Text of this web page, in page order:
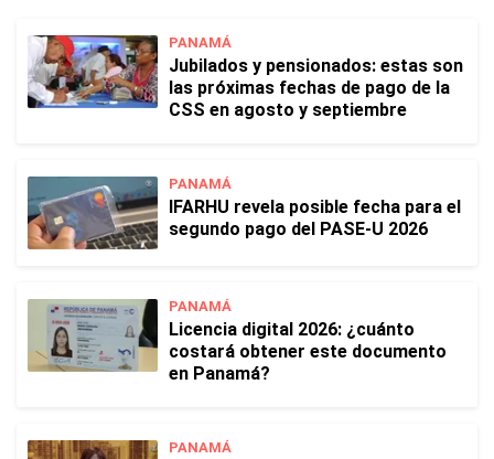
PANAMÁ
Jubilados y pensionados: estas son
las próximas fechas de pago de la
CSS en agosto y septiembre
PANAMÁ
IFARHU revela posible fecha para el
segundo pago del PASE-U 2026
PANAMÁ
Licencia digital 2026: ¿cuánto
costará obtener este documento
en Panamá?
PANAMÁ